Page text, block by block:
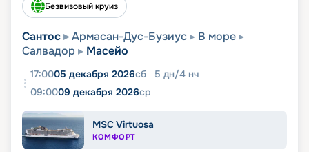
Безвизовый круиз
Сантос Армасан-Дус-Бузиус
В море
Салвадор
Масейо
17:0005 декабря 2026сб 5 дн/4 нч
09:0009 декабря 2026ср
MSC Virtuosa
КОМФОРТ